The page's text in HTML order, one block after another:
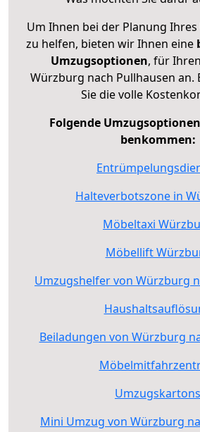
Um Ihnen bei der Planung
zu helfen, bieten wir Ihnen eine
Umzugsoptionen, für
Würzburg nach Pullhausen an.
Sie die volle
Folgende
benkommen:
Halteverbotszone in
Möbeltaxi
Möbellift
Umzugshelfer von Würzburg
Beiladungen von Würzburg
Umzugskartons
Mini Umzug von Würzburg